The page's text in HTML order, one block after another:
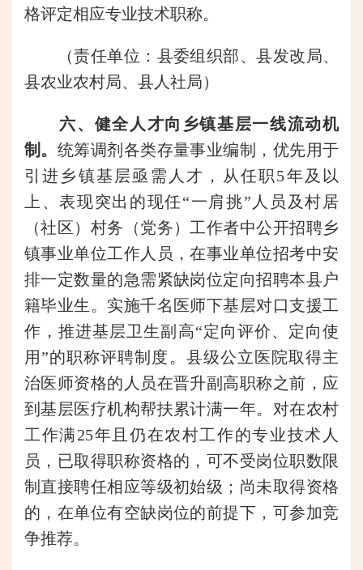
格评定相应专业技术职称。
（责任单位：县委组织部、县发改局、
县农业农村局、县人社局）
六、健全人才向乡镇基层一线流动机
制。 统筹调剂各类存量事业编制，优先用于
引进乡镇基层亟需人才，从任职5年及以
上、表现突出的现任“一肩挑”人员及村居
（社区）村务（党务）工作者中公开招聘乡
镇事业单位工作人员，在事业单位招考中安
排一定数量的急需紧缺岗位定向招聘本县户
籍毕业生。实施千名医师下基层对口支援工
作，推进基层卫生副高“定向评价、定向使
用”的职称评聘制度。县级公立医院取得主
治医师资格的人员在晋升副高职称之前，应
到基层医疗机构帮扶累计满一年。对在农村
工作满25年且仍在农村工作的专业技术人
员，已取得职称资格的，可不受岗位职数限
制直接聘任相应等级初始级；尚未取得资格
的，在单位有空缺岗位的前提下，可参加竞
争推荐。